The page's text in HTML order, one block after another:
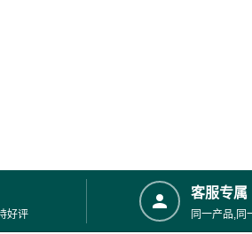
好评
客服专属
同一产品,同